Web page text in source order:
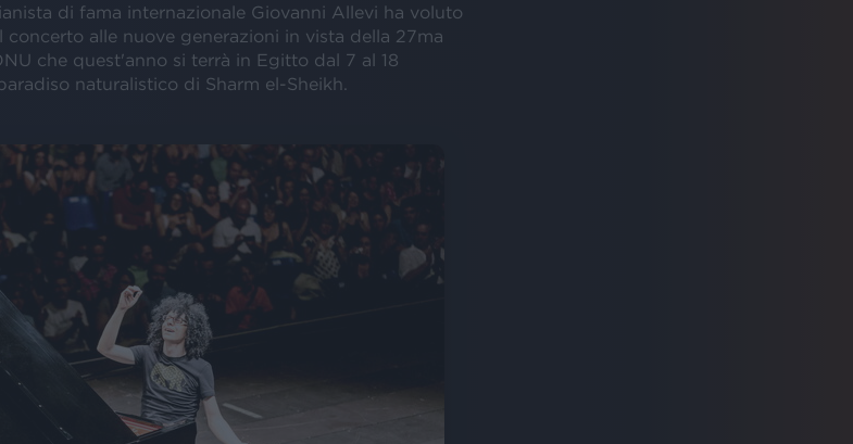
di fama internazionale Giovanni Allevi ha voluto
alle nuove generazioni in vista della 27ma
che quest'anno si terrà in Egitto dal 7 al 18
naturalistico di Sharm el-Sheikh.